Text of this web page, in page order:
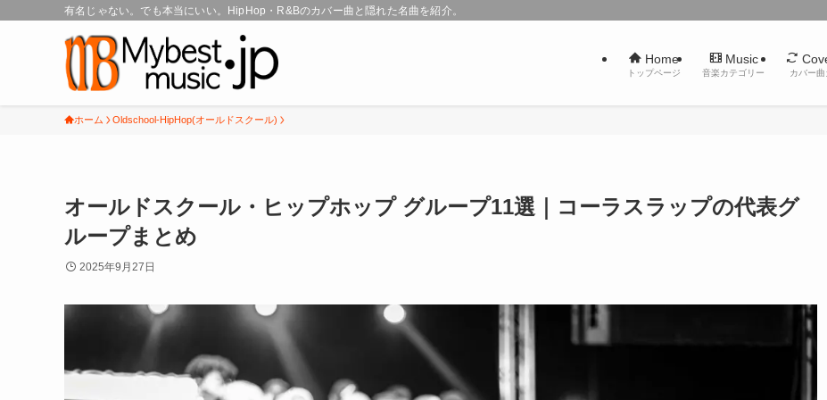
有名じゃない。でも本当にいい。HipHop・R&Bのカバー曲と隠れた名曲を紹介。
Home
トップページ
Music
音楽カテゴリー カバー
ホーム Oldschool-HipHop(オールドスクール)
オールドスクール・ヒップホップ グループ11選｜コーラスラップの代表グ
ループまとめ
2025年9月27日